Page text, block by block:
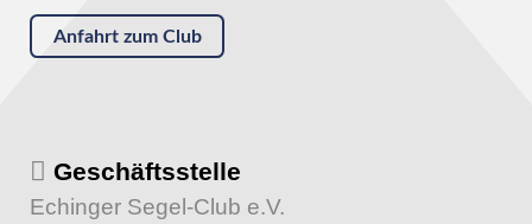
Anfahrt zum Club
Geschäftsstelle
Echinger Segel-Club e.V.